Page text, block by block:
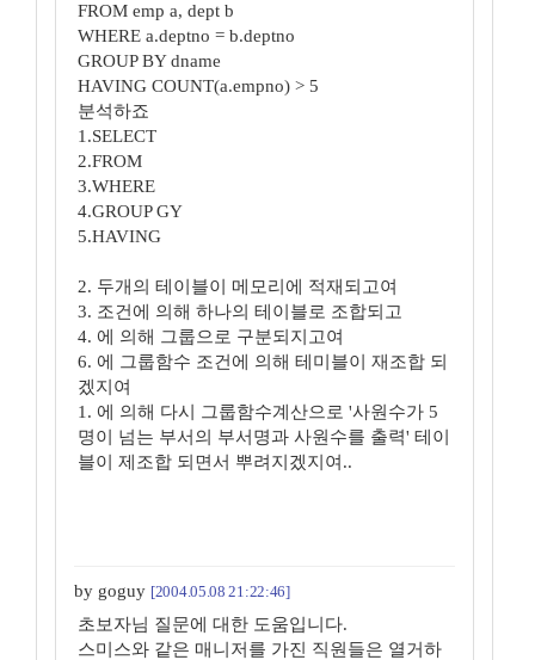
FROM emp a, dept b
WHERE a.deptno = b.deptno
GROUP BY dname
HAVING COUNT(a.empno) > 5
분석하죠
1.SELECT
2.FROM
3.WHERE
4.GROUP GY
5.HAVING
2. 두개의 테이블이 메모리에 적재되고여
3. 조건에 의해 하나의 테이블로 조합되고
4. 에 의해 그룹으로 구분되지고여
6. 에 그룹함수 조건에 의해 테미블이 재조합 되
겠지여
1. 에 의해 다시 그룹함수계산으로 '사원수가 5
명이 넘는 부서의 부서명과 사원수를 출력' 테이
블이 제조합 되면서 뿌려지겠지여..
by goguy [2004.05.08 21:22:46]
초보자님 질문에 대한 도움입니다.
스미스와 같은 매니저를 가진 직원들은 열거하